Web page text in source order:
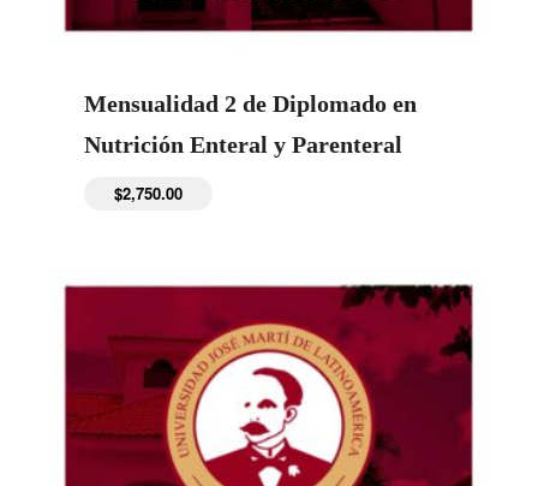
Mensualidad 2 de Diplomado en
Nutrición Enteral y Parenteral
$2,750.00